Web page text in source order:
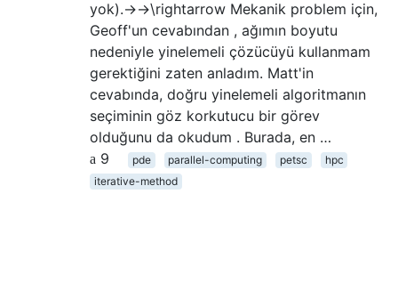
yok).→→\rightarrow Mekanik problem için,
Geoff'un cevabından , ağımın boyutu
nedeniyle yinelemeli çözücüyü kullanmam
gerektiğini zaten anladım. Matt'in
cevabında, doğru yinelemeli algoritmanın
seçiminin göz korkutucu bir görev
olduğunu da okudum . Burada, en …
9
pde parallel-computing petsc
hpc
iterative-method